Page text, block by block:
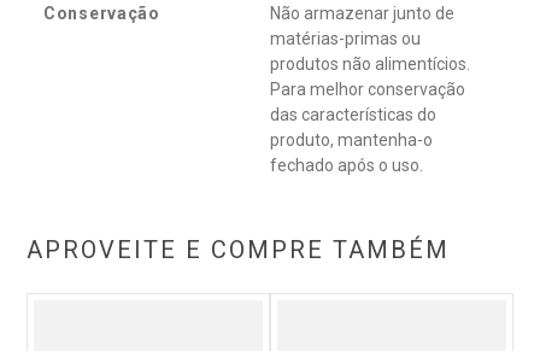
Conservação
Não armazenar junto de
matérias-primas ou
produtos não alimentícios.
Para melhor conservação
das características do
produto, mantenha-o
fechado após o uso.
APROVEITE E COMPRE TAMBÉM